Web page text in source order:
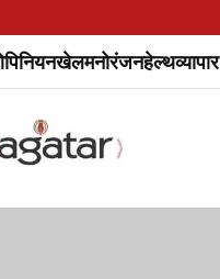
खेलमनोरंजनहेल्थव्यापार